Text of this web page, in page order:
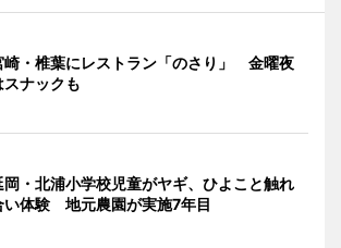
崎・椎葉にレストラン「のさり」 金曜夜
スナックも
岡・北浦小学校児童がヤギ、ひよこと触れ
い体験 地元農園が実施7年目